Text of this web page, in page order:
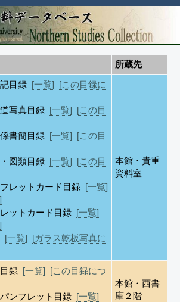
所蔵先
目録 [一覧] [この目録に
写真目録 [一覧] [この目
書簡目録 [一覧] [この目
図類目録 [一覧] [この目
レットカード目録 [一覧]
ットカード目録 [一覧]
[一覧] [ガラス乾板写真に
本館・貴重
資料室
録 [一覧] [この目録につ
ンフレット目録 [一覧]
本館・西書
庫２階